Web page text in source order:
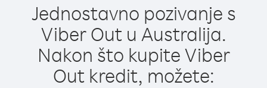
Jednostavno pozivanje s
Viber Out u Australija.
Nakon što kupite Viber
Out kredit, možete: